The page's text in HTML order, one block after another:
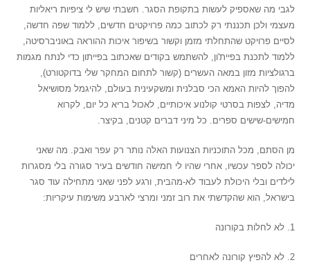
לגבי מה שאספיק לעשות בתקופת הסגר. חשבתי שיש לי ציפיות ריאליות
מעצמי ולכן תכננתי רק לכתוב כמה פרויקטים חדשים, ללמוד שפה חדשה,
לסיים פרויקט שהתחלתי מזמן וקשור בשיפור איכות ההוראה באוניברסיטה,
ללמוד לתכנת בפיית'ון, להשתמש בקודים שאכתוב בפייתון כדי לנתח מגמות
ברגולציות מזון במאה העשרים (קשור לתחום המחקר שלי בדוקטורט),
להפוך להיות האמא הכי סבלנית ומשקעינית בעולם, להיגמל מסושיאל
מדיה, לצפות בסרטי קולנוע איכותיים, לאכול בריא כל יום, לקרוא
חמישים-שישים ספרים. כל מיני דברים קטנים, בקיצר.
מן הסתם, מכל התוכניות הצנועות האלה נותר רק עפר ואבק. מה שאני
יכולה לספר עכשיו, אחרי שהיו לי חמישה חודשים בעיר סגורה בלי מסגרות
לילדים ובלי היכולת לעבוד לא-מהבית, ורגע לפני שאני מתחילה עוד סגר
בישראל, הוא שהקדשתי את רוב זמני ומרצי לארבע משימות עיקריות:
1. לא לחלות בקורונה
2. לא להפיץ קורונה לאחרים